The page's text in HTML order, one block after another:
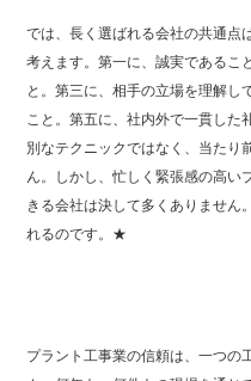
では、長く選ばれる会社の共通点
考えます。第一に、誠実であるこ
と。第三に、相手の立場を理解し
こと。第五に、社内外で一貫した
別なテクニックではなく、当たり
ん。しかし、忙しく緊張感の高い
きる会社は決して多くありません
れるのです。★
プラント工事業の信頼は、一つの